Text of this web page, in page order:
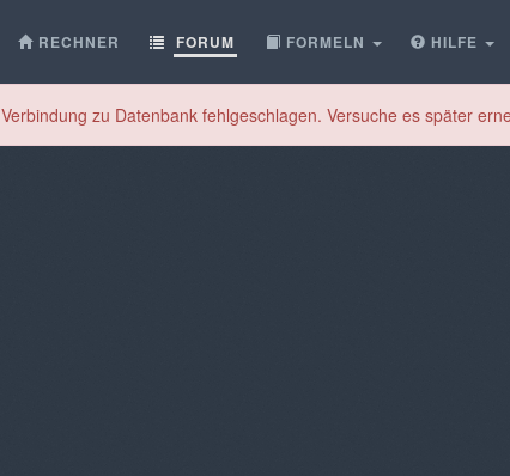
RECHNER FORUM FORMELN HILFE
Verbindung zu Datenbank fehlgeschlagen. Versuche es später